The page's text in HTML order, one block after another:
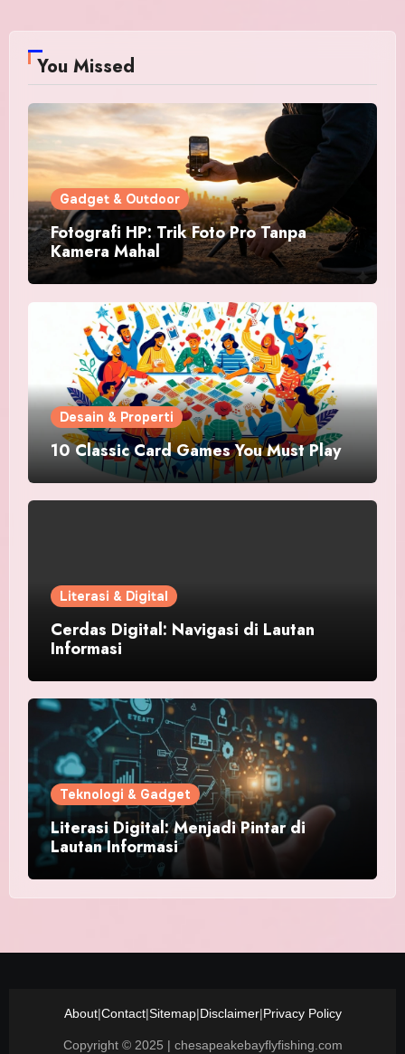
You Missed
Gadget & Outdoor
Fotografi HP: Trik Foto Pro Tanpa
Kamera Mahal
Desain & Properti
10 Classic Card Games You Must Play
Literasi & Digital
Cerdas Digital: Navigasi di Lautan
Informasi
Teknologi & Gadget
Literasi Digital: Menjadi Pintar di
Lautan Informasi
About|Contact|Sitemap|Disclaimer|Privacy Policy
Copyright © 2025 | chesapeakebayflyfishing.com